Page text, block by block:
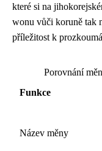
které si na
wonu vůči koruně tak
příležitost k
Porovnání
Funkce
Název měny